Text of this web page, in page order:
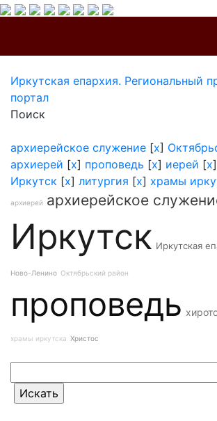
Иркутская епархия. Региональный
портал
Поиск
архиерейское служение [x]
архиерей [x] проповедь [x] иерей [x]
Иркутск [x] литургия [x] храмы
архиерей архиерейское
Иркутск Иркутская
Ново-Ленино Октябрьский район
проповедь
храмы иркутска Христос